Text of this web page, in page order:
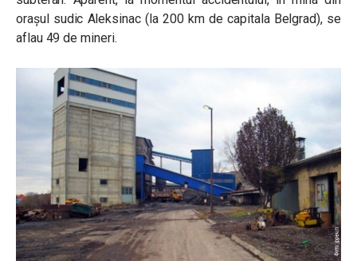
orașul sudic Aleksinac (la 200 km de capitala Belgrad), se
aflau 49 de mineri.